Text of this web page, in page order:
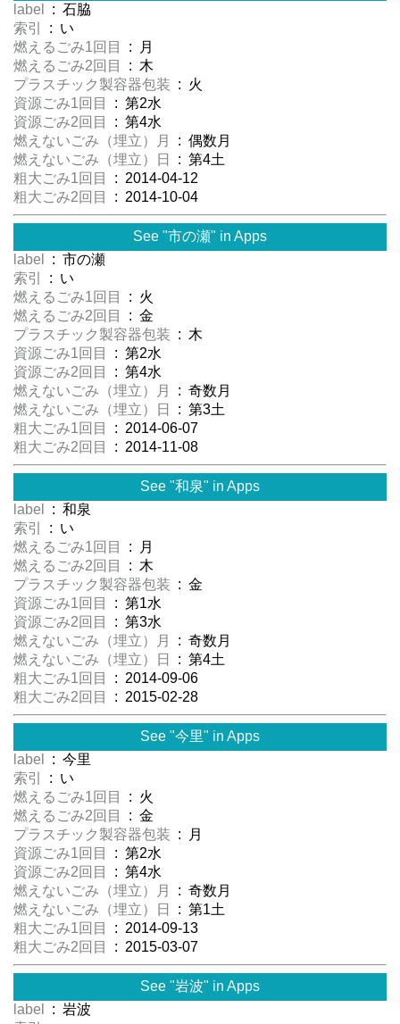
label
: 石脇
索引
: い
燃えるごみ1回目
: 月
燃えるごみ2回目
: 木
プラスチック製容器包装 : 火
資源ごみ1回目
: 第2水
資源ごみ2回目
: 第4水
燃えないごみ（埋立）月
: 偶数月
燃えないごみ（埋立）日
: 第4土
粗大ごみ1回目
: 2014-04-12
粗大ごみ2回目
: 2014-10-04
See "市の瀬" in Apps
label
: 市の瀬
索引
: い
燃えるごみ1回目
: 火
燃えるごみ2回目
: 金
プラスチック製容器包装 : 木
資源ごみ1回目
: 第2水
資源ごみ2回目
: 第4水
燃えないごみ（埋立）月
: 奇数月
燃えないごみ（埋立）日
: 第3土
粗大ごみ1回目
: 2014-06-07
粗大ごみ2回目
: 2014-11-08
See "和泉" in Apps
label
: 和泉
索引
: い
燃えるごみ1回目
: 月
燃えるごみ2回目
: 木
プラスチック製容器包装 : 金
資源ごみ1回目
: 第1水
資源ごみ2回目
: 第3水
燃えないごみ（埋立）月
: 奇数月
燃えないごみ（埋立）日
: 第4土
粗大ごみ1回目
: 2014-09-06
粗大ごみ2回目
: 2015-02-28
See "今里" in Apps
label
: 今里
索引
: い
燃えるごみ1回目
: 火
燃えるごみ2回目
: 金
プラスチック製容器包装 : 月
資源ごみ1回目
: 第2水
資源ごみ2回目
: 第4水
燃えないごみ（埋立）月
: 奇数月
燃えないごみ（埋立）日
: 第1土
粗大ごみ1回目
: 2014-09-13
粗大ごみ2回目
: 2015-03-07
See "岩波" in Apps
label
: 岩波